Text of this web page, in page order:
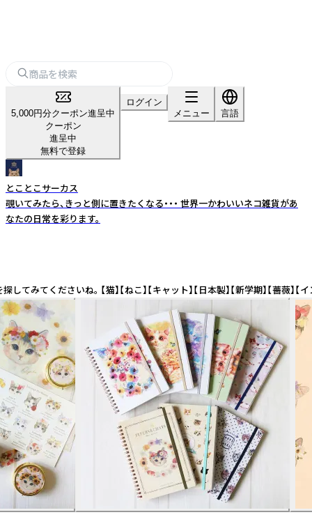
5,000円分クーポン進呈中
クーポン
進呈中
無料で登録
ログイン
メニュー
言語
とことこサーカス
覗いてみたら、きっと側に置きたくなる・・・ 世界一かわいいネコ雑貨があ
なたの日常を彩ります。
みてくださいね。 【猫】【ねこ】【キャット】【日本製】【新学期】